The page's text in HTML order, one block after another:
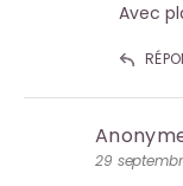
Avec
29